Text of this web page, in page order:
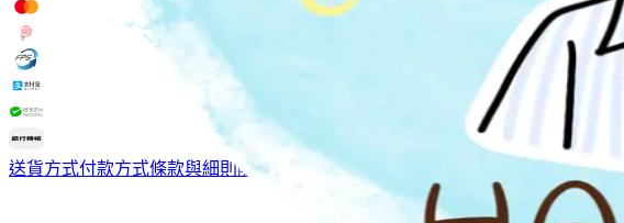
送貨方式付款方式條款與細則隱私權政策